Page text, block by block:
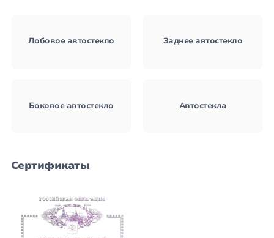
Лобовое автостекло Заднее автостекло
Боковое автостекло Автостекла
Сертификаты